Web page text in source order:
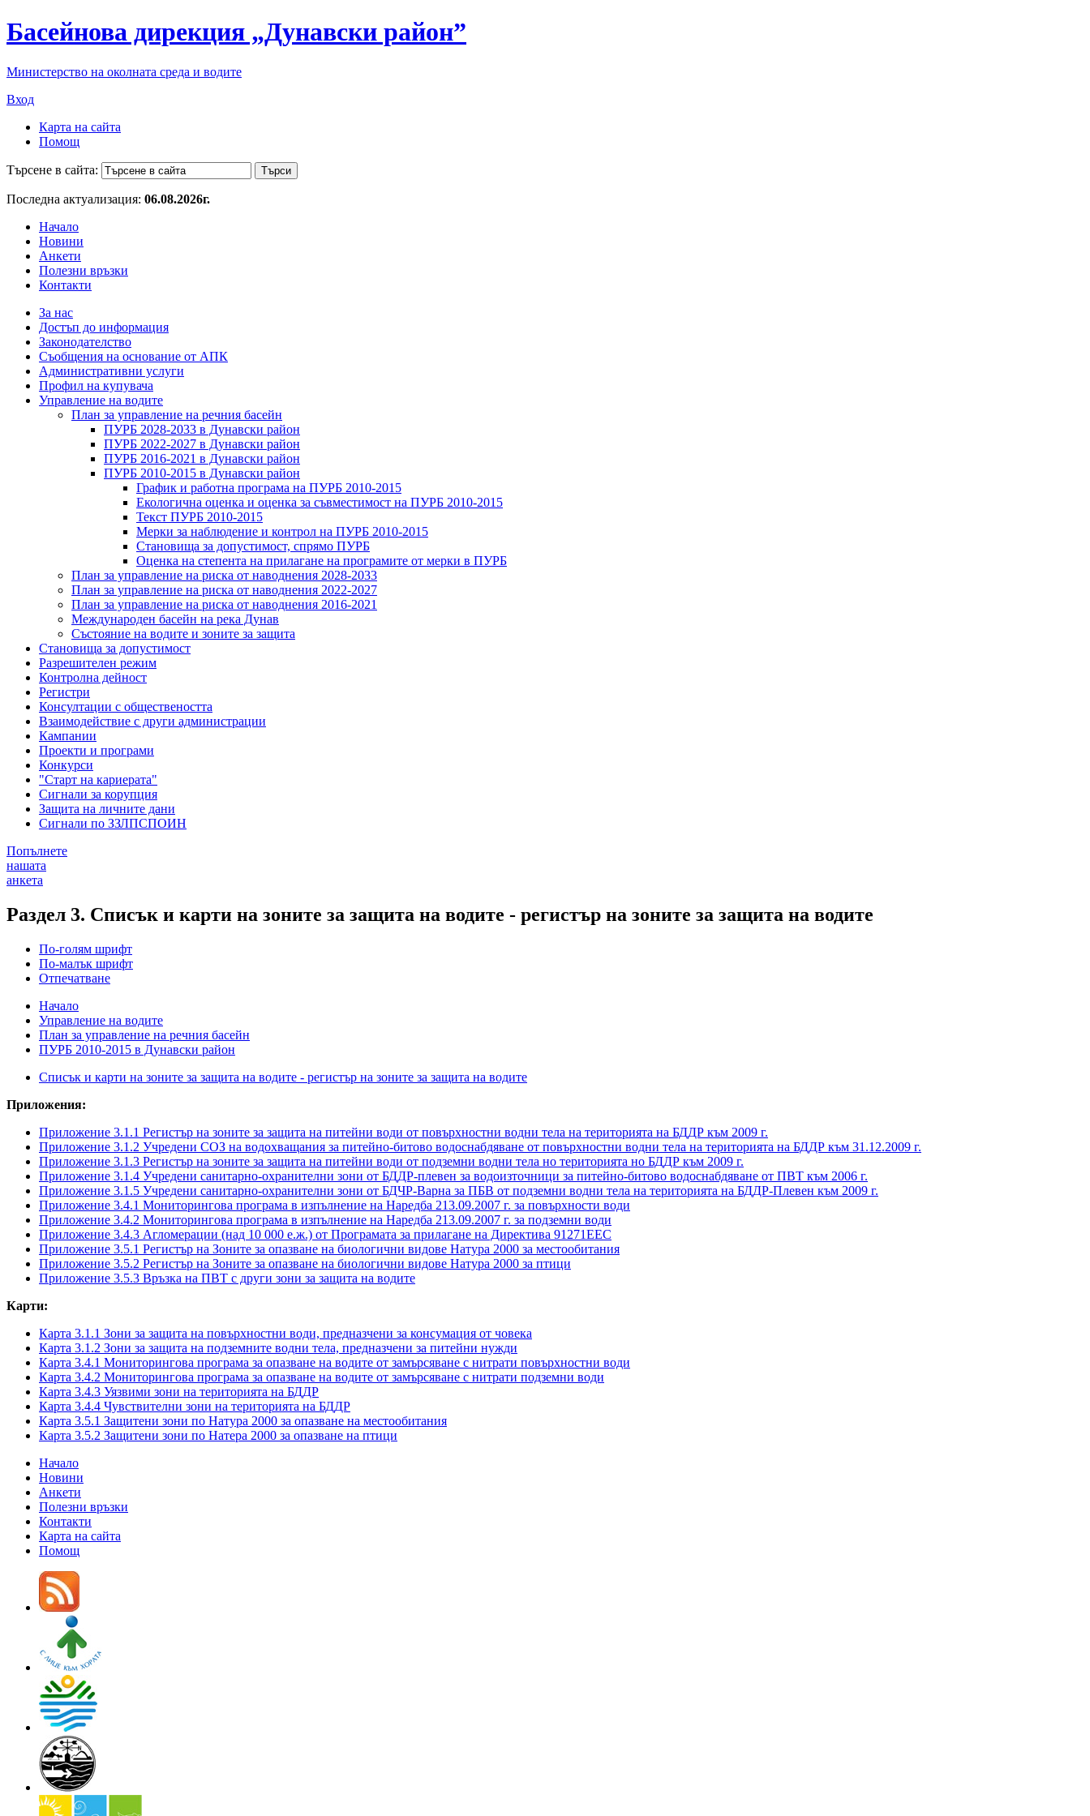
Басейнова дирекция „Дунавски район”
Министерство на околната среда и водите
Вход
Карта на сайта
Помощ
Търсене в сайта:
Последна актуализация: 06.08.2026г.
Начало
Новини
Анкети
Полезни връзки
Контакти
За нас
Достъп до информация
Законодателство
Съобщения на основание от АПК
Административни услуги
Профил на купувача
Управление на водите
План за управление на речния басейн
ПУРБ 2028-2033 в Дунавски район
ПУРБ 2022-2027 в Дунавски район
ПУРБ 2016-2021 в Дунавски район
ПУРБ 2010-2015 в Дунавски район
График и работна програма на ПУРБ 2010-2015
Екологична оценка и оценка за съвместимост на ПУРБ 2010-2015
Текст ПУРБ 2010-2015
Мерки за наблюдение и контрол на ПУРБ 2010-2015
Становища за допустимост, спрямо ПУРБ
Оценка на степента на прилагане на програмите от мерки в ПУРБ
План за управление на риска от наводнения 2028-2033
План за управление на риска от наводнения 2022-2027
План за управление на риска от наводнения 2016-2021
Международен басейн на река Дунав
Състояние на водите и зоните за защита
Становища за допустимост
Разрешителен режим
Контролна дейност
Регистри
Консултации с обществеността
Взаимодействие с други администрации
Кампании
Проекти и програми
Конкурси
"Старт на кариерата"
Сигнали за корупция
Защита на личните дани
Сигнали по ЗЗЛПСПОИН
Попълнете
нашата
анкета
Раздел 3. Списък и карти на зоните за защита на водите - регистър на зоните за защита на водите
По-голям шрифт
По-малък шрифт
Отпечатване
Начало
Управление на водите
План за управление на речния басейн
ПУРБ 2010-2015 в Дунавски район
Списък и карти на зоните за защита на водите - регистър на зоните за защита на водите
Приложения:
Приложение 3.1.1 Регистър на зоните за защита на питейни води от повърхностни водни тела на територията на БДДР към 2009 г.
Приложение 3.1.2 Учредени СОЗ на водохващания за питейно-битово водоснабдяване от повърхностни водни тела на територията на БДДР към 31.12.2009 г.
Приложение 3.1.3 Регистър на зоните за защита на питейни води от подземни водни тела но територията но БДДР към 2009 г.
Приложение 3.1.4 Учредени санитарно-охранителни зони от БДДР-плевен за водоизточници за питейно-битово водоснабдяване от ПВТ към 2006 г.
Приложение 3.1.5 Учредени санитарно-охранителни зони от БДЧР-Варна за ПБВ от подземни водни тела на територията на БДДР-Плевен към 2009 г.
Приложение 3.4.1 Мониторингова програма в изпълнение на Наредба 213.09.2007 г. за повърхности води
Приложение 3.4.2 Мониторингова програма в изпълнение на Наредба 213.09.2007 г. за подземни води
Приложение 3.4.3 Агломерации (над 10 000 е.ж.) от Програмата за прилагане на Директива 91271ЕЕС
Приложение 3.5.1 Регистър на Зоните за опазване на биологични видове Натура 2000 за местообитания
Приложение 3.5.2 Регистър на Зоните за опазване на биологични видове Натура 2000 за птици
Приложение 3.5.3 Връзка на ПВТ с други зони за защита на водите
Карти:
Карта 3.1.1 Зони за защита на повърхностни води, предназчени за консумация от човека
Карта 3.1.2 Зони за защита на подземните водни тела, предназчени за питейни нужди
Карта 3.4.1 Мониторингова програма за опазване на водите от замърсяване с нитрати повърхностни води
Карта 3.4.2 Мониторингова програма за опазване на водите от замърсяване с нитрати подземни води
Карта 3.4.3 Уязвими зони на територията на БДДР
Карта 3.4.4 Чувствителни зони на територията на БДДР
Карта 3.5.1 Защитени зони по Натура 2000 за опазване на местообитания
Карта 3.5.2 Защитени зони по Натера 2000 за опазване на птици
Начало
Новини
Анкети
Полезни връзки
Контакти
Карта на сайта
Помощ